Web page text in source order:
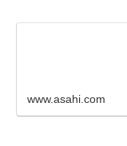
www.asahi.com